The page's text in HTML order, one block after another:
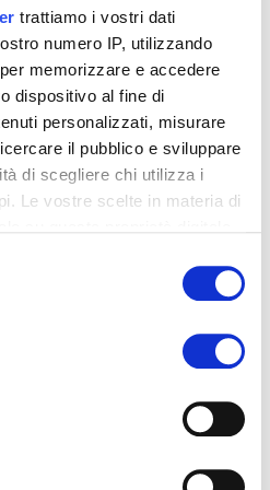
trattiamo i vostri dati
numero IP, utilizzando
memorizzare e accedere
dispositivo al fine di
personalizzati, misurare
il pubblico e sviluppare
di scegliere chi utilizza i
Le vostre scelte in materia di
consenso in qualsiasi
sui cookie o facendo clic
sulla tua posizione
di qualche
PERFORMANTS
à la mise sur le marché,
à nos clients en
PROACTIVE DES
le partenaire de nos